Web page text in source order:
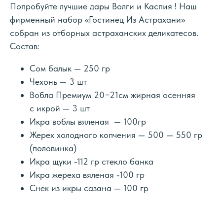
Попробуйте лучшие дары Волги и Каспия ! Наш
фирменный набор «Гостинец Из Астрахани»
собран из отборных астраханских деликатесов.
Состав:
Сом балык — 250 гр
Чехонь — 3 шт
Вобла Премиум 20−21см жирная осенняя
с икрой — 3 шт
Икра воблы вяленая — 100гр
Жерех холодного копчения — 500 — 550 гр
(половинка)
Икра щуки -112 гр стекло банка
Икра жереха вяленая -100 гр
Снек из икры сазана — 100 гр